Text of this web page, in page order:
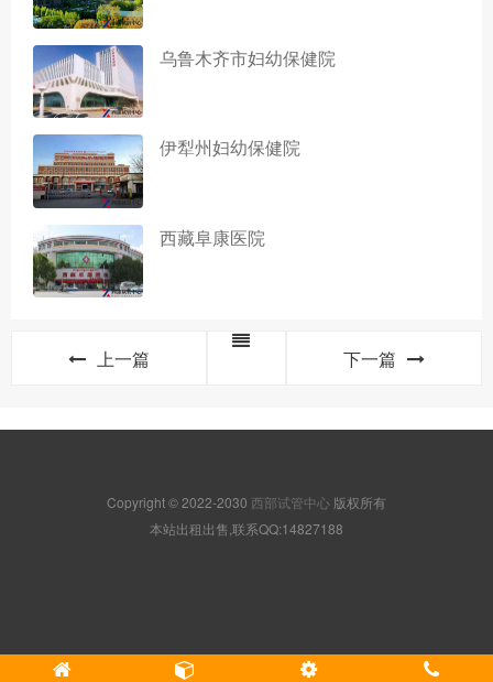
乌鲁木齐市妇幼保健院
伊犁州妇幼保健院
西藏阜康医院
上一篇 下一篇
Copyright © 2022-2030 西部试管中心 版权所有
本站出租出售,联系QQ:14827188